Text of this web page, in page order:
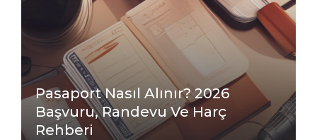
Pasaport Nasıl Alınır? 2026
Başvuru, Randevu Ve Harç
Rehberi